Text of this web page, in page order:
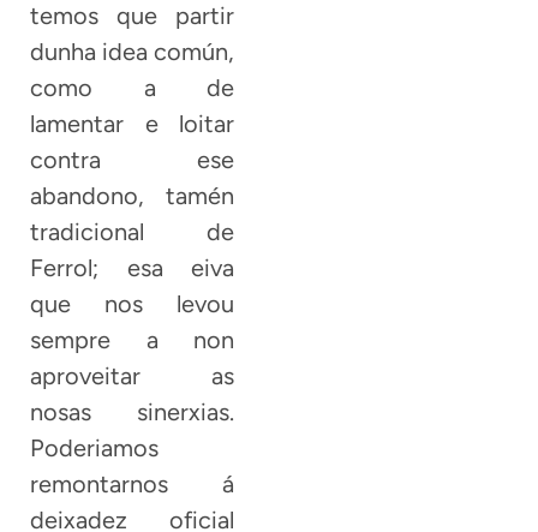
temos que partir
dunha idea común,
como a de
lamentar e loitar
contra ese
abandono, tamén
tradicional de
Ferrol; esa eiva
que nos levou
sempre a non
aproveitar as
nosas sinerxias.
Poderiamos
remontarnos á
deixadez oficial